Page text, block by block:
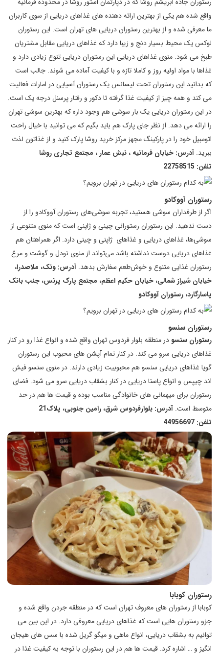
واقع شده هم یکی از بهترین ارائه دهنده های غذاهای دریایی از سوی کاربران
ما معرفی شده و از بهترین رستوران دریایی های تهران است. این رستوران
لوکس یک محیط بسیار دنج و زیبا دارد که غذاهای دریایی مقابل مشتریان
طبخ می شود. منوی غذاهای دریایی این رستوران دریایی تنوع زیادی دارد و
غذاها با مواد اولیه روز و کاملا تازه و با کیفیت آماده می شوند. جالب است
که بدانید این رستوران تحت لیسانس یک رستوران آسیایی در امارات فعالیت
می کند و همه چیز از کیفیت غذا گرفته تا دکور و رفتار پرسنل درجه یک است.
در این رستوران دریایی یک بار سوشی هم وجود داره که بهترین سوشی تهران
را ارائه می دهد. از نظر جای پارک هم باید بگیم که می توانید با خیال راحت
اتومبیل خود را در پارکینگ مجهز مرکز خرید روشا پارک کنید و از غذاتون لذت
ببرید. آدرس: خیابان فرمانیه ، نبش عمار ، مجتمع تجاری روشا
تلفن: 22758515
رستوران آووکادو
اگر از طرفداران سوشی هستید، تجربه سوشی‌های رستوران آووکادو را از
دست ندهید. این رستوران رستورانی چینی و ژاپنی است که منوی متنوعی از
سوشی‌ها، غذاهای دریایی و غذاهای ژاپنی و چینی دارد. اگر همراهتان هم
غذاهای دریایی دوست نداشته باشد می‌تواند از منوی نودل و گوشت و مرغ
رستوران غذایی متنوع و خوش‌طعم سفارش بدهد. آدرس: ونک، ملاصدرا،
خیابان شیراز شمالی، خیابان حکیم اعظم، مجتمع پارک پرنس، جنب بانک
پاسارگارد، رستوران آووکادو
رستوران سنسو
رستوران سنسو در منطقه بلوار فردوس تهران واقع شده و انواع غذا رو در کنار
غذاهای دریایی سرو می کند. در کنار تمام آپشن های محبوب این رستوران
گویا غذاهای دریایی سنسو هم محبوبیت زیادی دارند. در منوی سنسو فیش
اند چیپس و انواع پاستا دریایی در کنار بشقاب دریایی سرو می شود. فضای
رستوران برای میهمانی های خانوادگی مناسب بوده و قیمت ها هم در حد
متوسط است. آدرس: بلوارفردوس شرق، رامین جنوبی، پلاک21
تلفن: 44956697
رستوران کوبابا
کوبابا از رستوران های معروف تهران است که در منطقه جردن واقع شده و
جزو رستوران هایی است که غذاهای دریایی معروفی دارد. در این بین می
توانیم به بشقاب دریایی، انواع ماهی و میگو گریل شده با سس های هیجان
انگیز و … اشاره کرد. قیمت ها هم در این رستوران با توجه به کیفیت غذا در